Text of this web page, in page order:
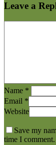
Leave a
Name *
Email *
Website
Save my
time I comment.